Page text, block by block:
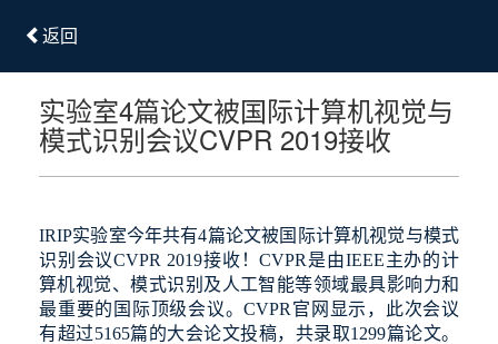
返回
实验室4篇论文被国际计算机视觉与
模式识别会议CVPR 2019接收
IRIP实验室今年共有4篇论文被国际计算机视觉与模式
识别会议CVPR 2019接收！CVPR 是由IEEE主办的计
算机视觉、模式识别 及人工智能等领域最具影响力和
最重要的国际顶级会议。CVPR 官网显示，
此次会议
有超过5165篇的大会论文投稿，共录取1299篇论文。